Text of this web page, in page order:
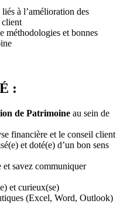
à l’amélioration des
client
méthodologies et bonnes
:
de Patrimoine au sein de
financière et le conseil client
et doté(e) d’un bon sens
savez communiquer
et curieux(se)
(Excel, Word, Outlook)